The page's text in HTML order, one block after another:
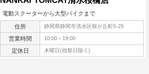
電動スクーターから大型バイクまで
住所 静岡県静岡市清水区桜が丘町5-25
営業時間 10:00～19:00
定休日 木曜日(祝祭日除く)